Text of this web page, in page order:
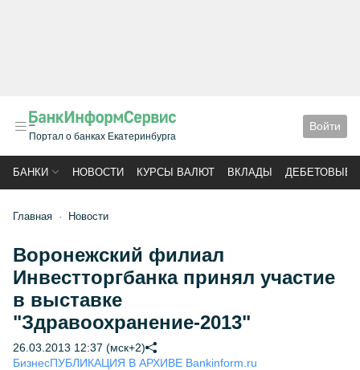
Портал о банках Екатеринбурга
Войти
БАНКИ НОВОСТИ КУРСЫ ВАЛЮТ ВКЛАДЫ ДЕБЕТОВЫЕ
Главная Новости
Воронежский филиал
Инвестторгбанка принял участие
в выставке
"Здравоохранение-2013"
26.03.2013 12:37 (мск+2)
БизнесПУБЛИКАЦИЯ В АРХИВЕ Bankinform.ru